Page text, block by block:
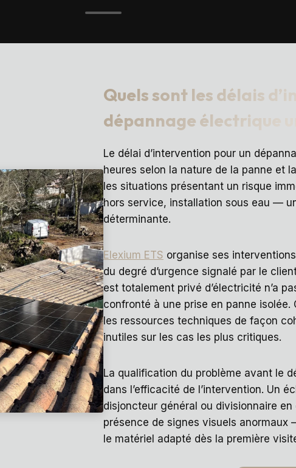
Quels sont les délais
dépannage électrique
Le délai d’intervention pour un
heures selon la nature de la panne et
les situations présentant un risque
hors service, installation sous eau —
déterminante.
Elexium ETS organise ses
du degré d’urgence signalé par le
est totalement privé d’électricité n’a
confronté à une prise en panne isolée.
les ressources techniques de façon
inutiles sur les cas les plus critiques.
La qualification du problème avant le
dans l’efficacité de l’intervention. Un
disjoncteur général ou divisionnaire
présence de signes visuels anormaux
le matériel adapté dès la première